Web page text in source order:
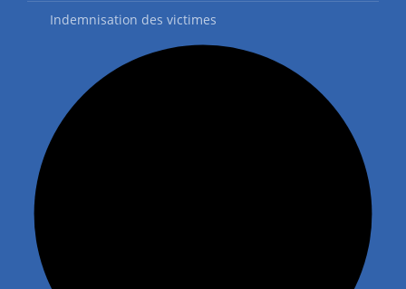
Indemnisation des victimes